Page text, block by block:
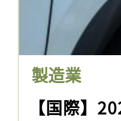
製造業
【国際】